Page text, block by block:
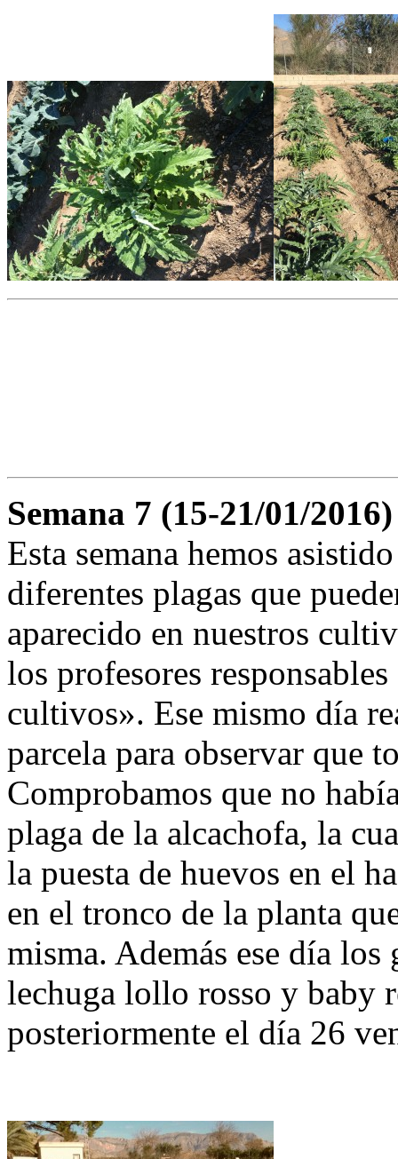
Semana 7 (15-21/01/2016)
Esta semana hemos
diferentes plagas que
aparecido en nuestros
los profesores
cultivos». Ese mismo día
parcela para observar que
Comprobamos que no
plaga de la alcachofa, la
la puesta de huevos en el
en el tronco de la planta
misma. Además ese día
lechuga lollo rosso y baby
posteriormente el día 26